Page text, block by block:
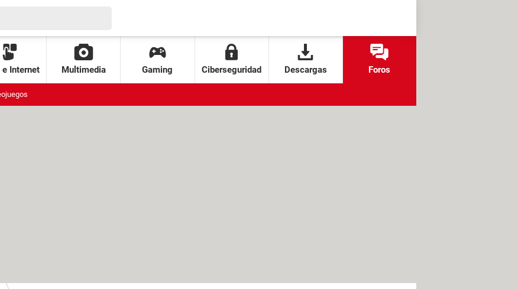
e Internet Multimedia Gaming Ciberseguridad Descargas Foros